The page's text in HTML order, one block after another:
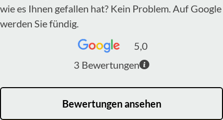
wie es Ihnen gefallen hat? Kein Problem. Auf Google
werden Sie fündig.
5,0
3 Bewertungen
Bewertungen ansehen